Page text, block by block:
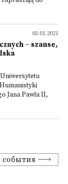
03.01.2021
– szanse,
Jana Pawła II,